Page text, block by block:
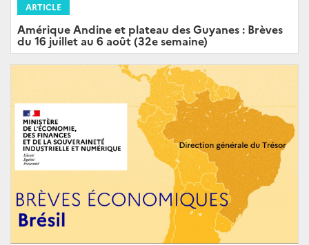
ARTICLE
Amérique Andine et plateau des Guyanes : Brèves
du 16 juillet au 6 août (32e semaine)